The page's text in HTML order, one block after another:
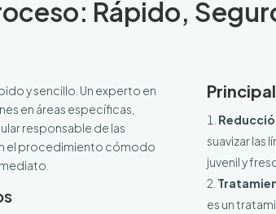
Rápido,
y sencillo. Un experto en
en áreas específicas,
responsable de las
el procedimiento cómodo
suavizar las
juvenil y
es un